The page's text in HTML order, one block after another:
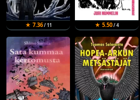
★ 7.36/ 11 ★ 5.50/ 4